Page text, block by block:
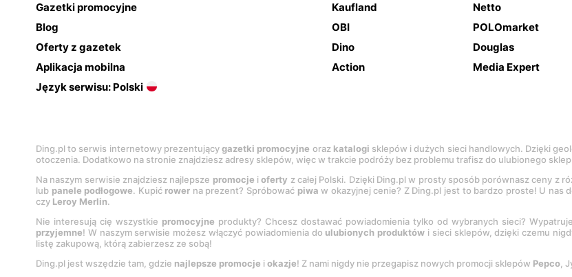
Gazetki promocyjne
Blog
Oferty z gazetek
Aplikacja mobilna
Język serwisu: Polski
Kaufland
Netto
OBI
POLOmarket
Dino
Douglas
Action
Media Expert
Ding.pl to serwis internetowy prezentującygazetki promocyjne oraz katalogi sklepów i dużych sieci handlowych. Dzięki
otoczenia. Dodatkowo na stronie znajdziesz adresy sklepów, więc w trakcie podróży bez problemu trafisz do ulubionego
Na naszym serwisie znajdziesz najlepsze promocje ioferty z całej Polski. Dzięki Ding.pl w prosty sposób porównasz ceny z
lub panele podłogowe. Kupić rower na prezent? Spróbować piwa w okazyjnej cenie? Z Ding.pl jest to bardzo proste! U nas
czy Leroy Merlin.
Nie interesują cię wszystkie promocyjne produkty? Chcesz dostawać powiadomienia tylko od wybranych sieci?
przyjemne! W naszym serwisie możesz włączyć powiadomienia do ulubionych produktów i sieci sklepów, dzięki czemu
listę zakupową, którą zabierzesz ze sobą!
Ding.pl jest wszędzie tam, gdzie najlepsze promocje i okazje! Z nami nigdy nie przegapisz nowych promocji sklepów Pepco,